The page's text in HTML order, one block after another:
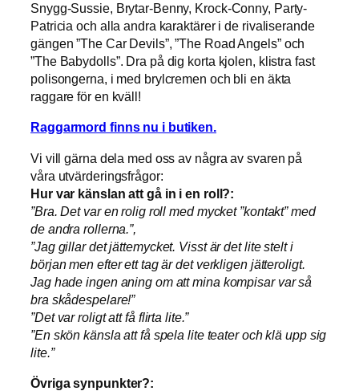
Snygg-Sussie, Brytar-Benny, Krock-Conny, Party-
Patricia och alla andra karaktärer i de rivaliserande
gängen ”The Car Devils”, ”The Road Angels” och
”The Babydolls”. Dra på dig korta kjolen, klistra fast
polisongerna, i med brylcremen och bli en äkta
raggare för en kväll!
Raggarmord finns nu i butiken.
Vi vill gärna dela med oss av några av svaren på
våra utvärderingsfrågor:
Hur var känslan att gå in i en roll?:
”Bra. Det var en rolig roll med mycket ”kontakt” med
de andra rollerna.”,
”Jag gillar det jättemycket. Visst är det lite stelt i
början men efter ett tag är det verkligen jätteroligt.
Jag hade ingen aning om att mina kompisar var så
bra skådespelare!”
”Det var roligt att få flirta lite.”
”En skön känsla att få spela lite teater och klä upp sig
lite.”
Övriga synpunkter?: